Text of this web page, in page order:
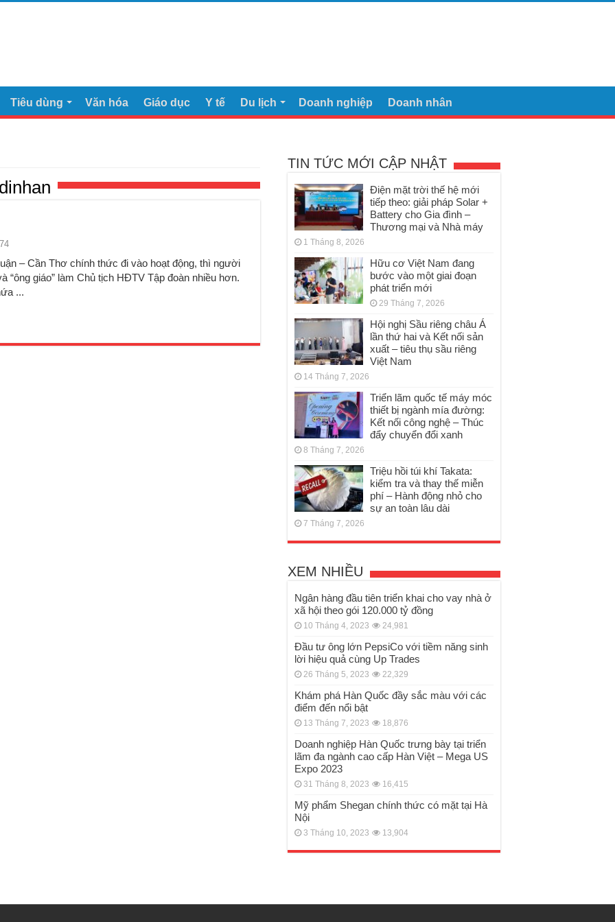
Tiêu dùng Văn hóa Giáo dục Y tế Du lịch Doanh nghiệp Doanh nhân
– Cần Thơ chính thức đi vào hoạt động, thì người
“ông giáo” làm Chủ tịch HĐTV Tập đoàn nhiều hơn.
...
TIN TỨC MỚI CẬP NHẬT
Điện mặt trời thế hệ mới
tiếp theo: giải pháp Solar +
Battery cho Gia đình –
Thương mại và Nhà máy
1 Tháng 8, 2026
Hữu cơ Việt Nam đang
bước vào một giai đoạn
phát triển mới
29 Tháng 7, 2026
Hội nghị Sầu riêng châu Á
lần thứ hai và Kết nối sản
xuất – tiêu thụ sầu riêng
Việt Nam
14 Tháng 7, 2026
Triển lãm quốc tế máy móc
thiết bị ngành mía đường:
Kết nối công nghệ – Thúc
đẩy chuyển đổi xanh
8 Tháng 7, 2026
Triệu hồi túi khí Takata:
kiểm tra và thay thế miễn
phí – Hành động nhỏ cho
sự an toàn lâu dài
7 Tháng 7, 2026
XEM NHIỀU
Ngân hàng đầu tiên triển khai cho vay nhà ở
xã hội theo gói 120.000 tỷ đồng
10 Tháng 4, 2023 24,981
Đầu tư ông lớn PepsiCo với tiềm năng sinh
lời hiệu quả cùng Up Trades
26 Tháng 5, 2023 22,329
Khám phá Hàn Quốc đầy sắc màu với các
điểm đến nổi bật
13 Tháng 7, 2023 18,876
Doanh nghiệp Hàn Quốc trưng bày tại triển
lãm đa ngành cao cấp Hàn Việt – Mega US
Expo 2023
31 Tháng 8, 2023 16,415
Mỹ phẩm Shegan chính thức có mặt tại Hà
Nội
3 Tháng 10, 2023 13,904